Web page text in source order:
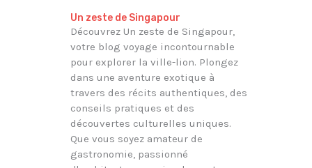
Un zeste de Singapour
Découvrez Un zeste de Singapour,
votre blog voyage incontournable
pour explorer la ville-lion. Plongez
dans une aventure exotique à
travers des récits authentiques, des
conseils pratiques et des
découvertes culturelles uniques.
Que vous soyez amateur de
gastronomie, passionné
Rechercher